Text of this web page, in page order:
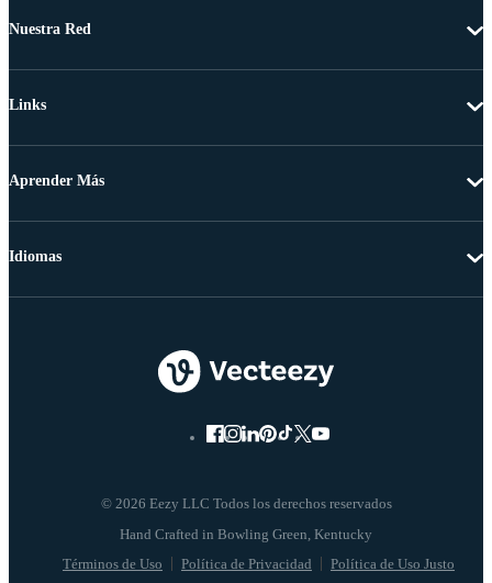
Nuestra Red
Links
Aprender Más
© 2026 Eezy LLC Todos los derechos reservados
Términos de Uso Política de Privacidad Política de Uso Justo
Idiomas